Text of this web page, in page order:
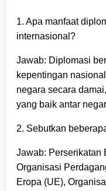
1. Apa manfaat
internasional?
Jawab: Diplomasi
kepentingan
negara secara
yang baik antar
2. Sebutkan
Jawab: Perserikatan
Organisasi
Eropa (UE),